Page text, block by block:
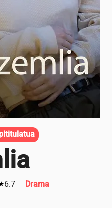
6.7
Drama